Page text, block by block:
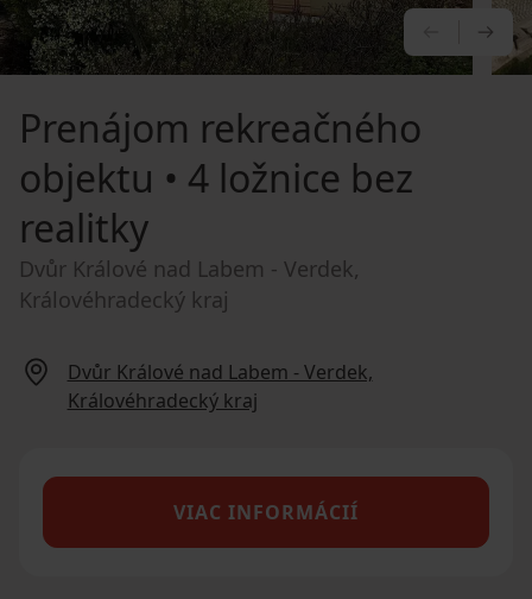
Prenájom rekreačného
objektu • 4 ložnice bez
realitky
Dvůr Králové nad Labem - Verdek,
Královéhradecký kraj
Dvůr Králové nad Labem - Verdek,
Královéhradecký kraj
VIAC INFORMÁCIÍ